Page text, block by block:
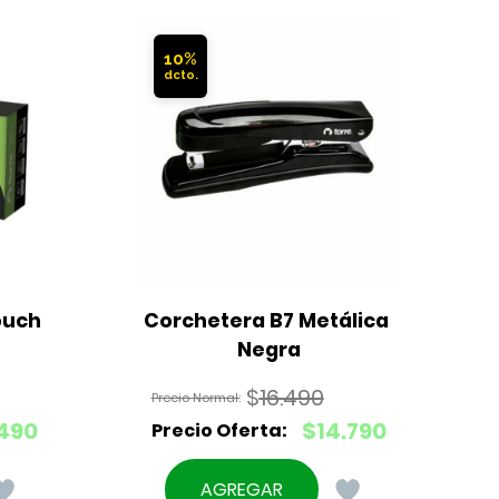
10%
Corchetera B7 Metálica
Negra
$16.490
El
precio
original
$14.790
El
precio
AGREGAR